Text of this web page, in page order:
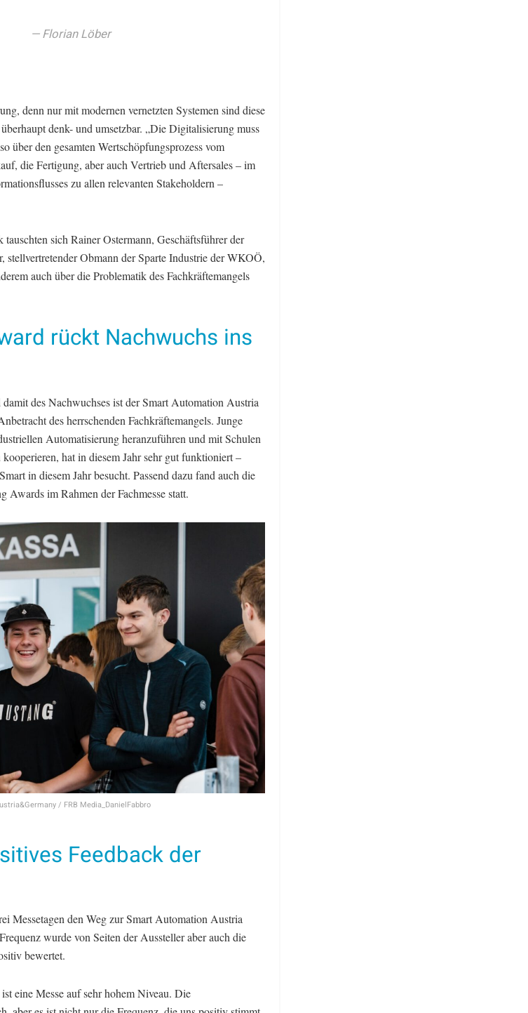
Florian Löber
denn nur mit modernen vernetzten Systemen sind diese
denk- und umsetzbar. „Die Digitalisierung muss
über den gesamten Wertschöpfungsprozess vom
die Fertigung, aber auch Vertrieb und Aftersales – im
zu allen relevanten Stakeholdern –
sich Rainer Ostermann, Geschäftsführer der
stellvertretender Obmann der Sparte Industrie der WKOÖ,
auch über die Problematik des Fachkräftemangels
rückt Nachwuchs ins
des Nachwuchses ist der Smart Automation Austria
des herrschenden Fachkräftemangels. Junge
Automatisierung heranzuführen und mit Schulen
hat in diesem Jahr sehr gut funktioniert –
in diesem Jahr besucht. Passend dazu fand auch die
Awards im Rahmen der Fachmesse statt.
/ FRB Media_DanielFabbro
Feedback der
Messetagen den Weg zur Smart Automation Austria
wurde von Seiten der Aussteller aber auch die
bewertet.
eine Messe auf sehr hohem Niveau. Die